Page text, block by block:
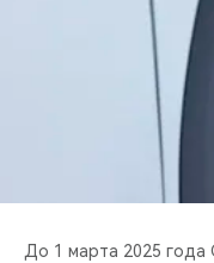
До 1 марта 2025 года